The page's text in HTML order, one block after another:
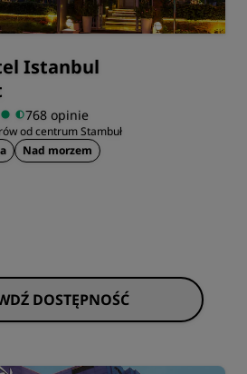
Istanbul
768 opinie
od centrum Stambuł
Nad morzem
DOSTĘPNOŚĆ